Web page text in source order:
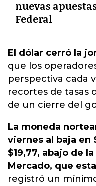
nuevas
Federal
El dólar cerró la
que los
perspectiva cada
recortes de tasas
de un cierre del
La moneda
viernes al baja en
$19,77, abajo de
Mercado, que
registró un